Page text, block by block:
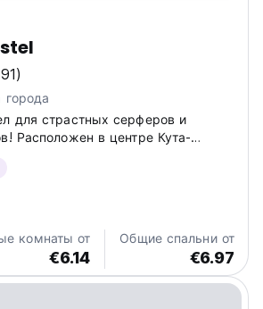
города
для страстных серферов и
Расположен в центре Кута-
кондиционированными
вмещающими до 4
комнаты от
€6.14
Общие спальни от
€6.97